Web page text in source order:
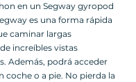
en un Segway gyropod
es una forma rápida
caminar largas
increíbles vistas
Además, podrá acceder
coche o a pie. No pierda la